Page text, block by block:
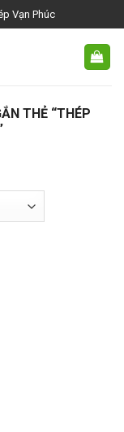
Vạn Phúc
THẺ “THÉP